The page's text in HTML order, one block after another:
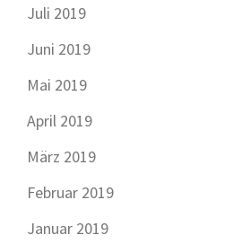
Juli 2019
Juni 2019
Mai 2019
April 2019
März 2019
Februar 2019
Januar 2019